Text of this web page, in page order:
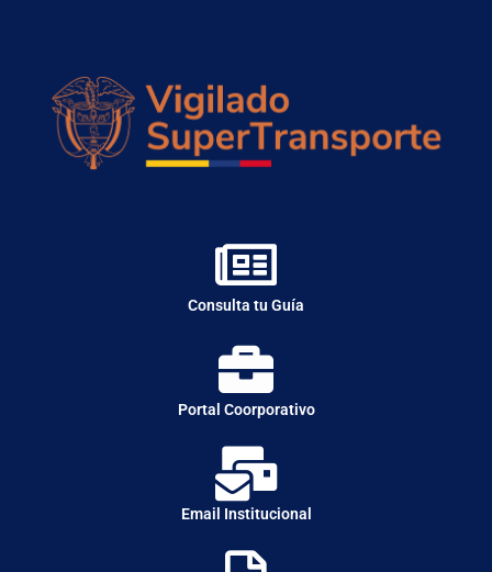
Consulta tu Guía
Portal Coorporativo
Email Institucional